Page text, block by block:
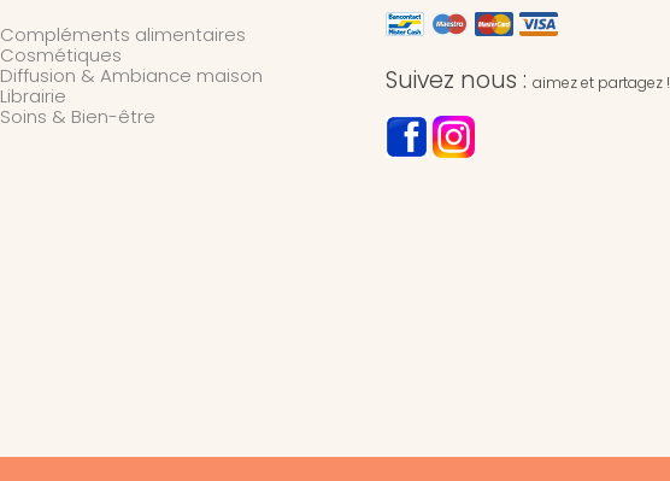
Compléments alimentaires
Cosmétiques
Diffusion & Ambiance maison
Librairie
Soins & Bien-être
Suivez nous : aimez et partagez !